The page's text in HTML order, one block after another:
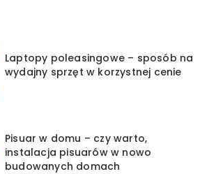
Laptopy poleasingowe – sposób na
wydajny sprzęt w korzystnej cenie
Pisuar w domu – czy warto,
instalacja pisuarów w nowo
budowanych domach